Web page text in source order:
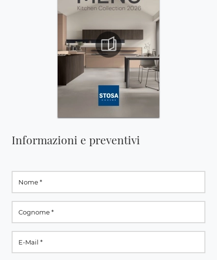
Informazioni e preventivi